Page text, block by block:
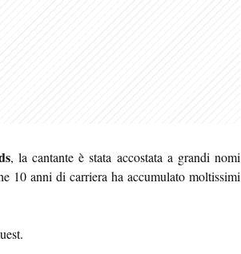
, la cantante è stata accostata a grandi nomi
10 anni di carriera ha accumulato moltissimi